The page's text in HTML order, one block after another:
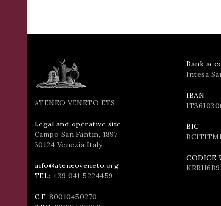
ATENEO VENETO ETS
Legal and operative site
Campo San Fantin, 1897
30124 Venezia Italy
info@ateneoveneto.org
TEL: +39 041 5224459
C.F. 80010450270
Bank
Intesa
IBAN
BIC
CODICE
KRRH6B9